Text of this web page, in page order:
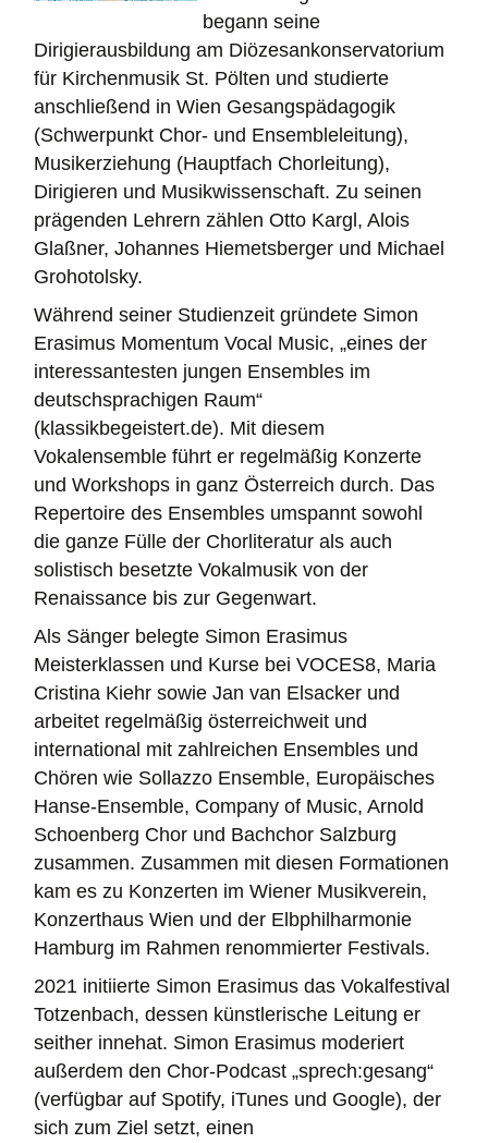
begann seine
Dirigierausbildung am Diözesankonservatorium
für Kirchenmusik St. Pölten und studierte
anschließend in Wien Gesangspädagogik
(Schwerpunkt Chor- und Ensembleleitung),
Musikerziehung (Hauptfach Chorleitung),
Dirigieren und Musikwissenschaft. Zu seinen
prägenden Lehrern zählen Otto Kargl, Alois
Glaßner, Johannes Hiemetsberger und Michael
Grohotolsky.
Während seiner Studienzeit gründete Simon
Erasimus Momentum Vocal Music, „eines der
interessantesten jungen Ensembles im
deutschsprachigen Raum“
(klassikbegeistert.de). Mit diesem
Vokalensemble führt er regelmäßig Konzerte
und Workshops in ganz Österreich durch. Das
Repertoire des Ensembles umspannt sowohl
die ganze Fülle der Chorliteratur als auch
solistisch besetzte Vokalmusik von der
Renaissance bis zur Gegenwart.
Als Sänger belegte Simon Erasimus
Meisterklassen und Kurse bei VOCES8, Maria
Cristina Kiehr sowie Jan van Elsacker und
arbeitet regelmäßig österreichweit und
international mit zahlreichen Ensembles und
Chören wie Sollazzo Ensemble, Europäisches
Hanse-Ensemble, Company of Music, Arnold
Schoenberg Chor und Bachchor Salzburg
zusammen. Zusammen mit diesen Formationen
kam es zu Konzerten im Wiener Musikverein,
Konzerthaus Wien und der Elbphilharmonie
Hamburg im Rahmen renommierter Festivals.
2021 initiierte Simon Erasimus das Vokalfestival
Totzenbach, dessen künstlerische Leitung er
seither innehat. Simon Erasimus moderiert
außerdem den Chor-Podcast „sprech:gesang“
(verfügbar auf Spotify, iTunes und Google), der
sich zum Ziel setzt, einen